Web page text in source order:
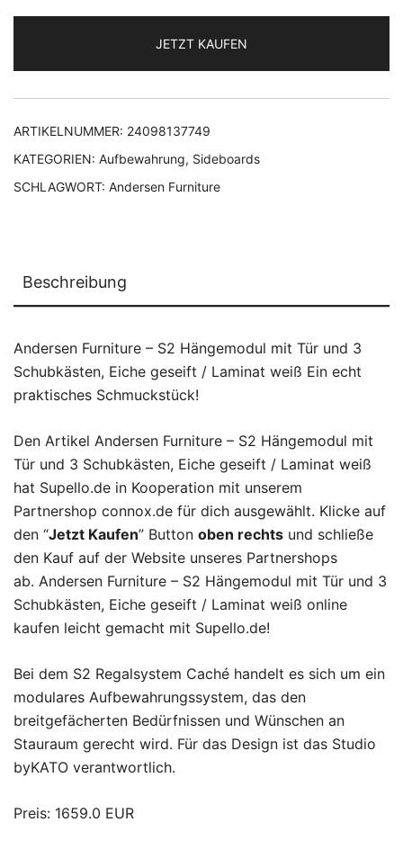
JETZT KAUFEN
ARTIKELNUMMER: 24098137749
KATEGORIEN: Aufbewahrung, Sideboards
SCHLAGWORT: Andersen Furniture
Beschreibung
Andersen Furniture – S2 Hängemodul mit Tür und 3
Schubkästen, Eiche geseift / Laminat weiß Ein echt
praktisches Schmuckstück!
Den Artikel Andersen Furniture – S2 Hängemodul mit
Tür und 3 Schubkästen, Eiche geseift / Laminat weiß
hat Supello.de in Kooperation mit unserem
Partnershop connox.de für dich ausgewählt. Klicke auf
den “Jetzt Kaufen” Button oben rechts und schließe
den Kauf auf der Website unseres Partnershops
ab. Andersen Furniture – S2 Hängemodul mit Tür und 3
Schubkästen, Eiche geseift / Laminat weiß online
kaufen leicht gemacht mit Supello.de!
Bei dem S2 Regalsystem Caché handelt es sich um ein
modulares Aufbewahrungssystem, das den
breitgefächerten Bedürfnissen und Wünschen an
Stauraum gerecht wird. Für das Design ist das Studio
byKATO verantwortlich.
Preis: 1659.0 EUR